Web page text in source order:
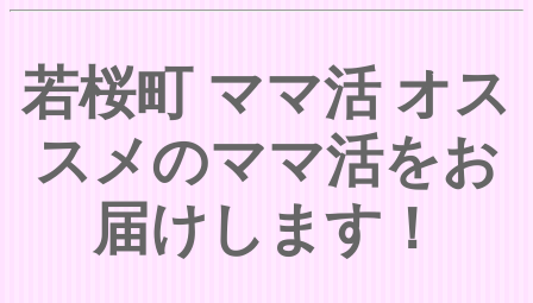
若桜町 ママ活 オス
スメのママ活をお
届けします！